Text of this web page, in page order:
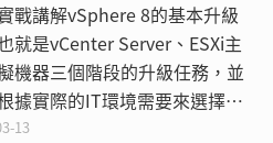
戰講解vSphere 8的基本升級
就是vCenter Server、ESXi主
機器三個階段的升級任務，並
據實際的IT環境需要來選擇不
方式。如果還有vSphere
13